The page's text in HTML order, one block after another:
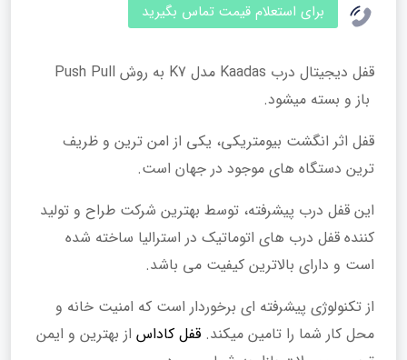
برای استعلام قیمت تماس بگیرید
قفل دیجیتال درب Kaadas مدل K7 به روش Push Pull
باز و بسته میشود.
قفل اثر انگشت بیومتریکی، یکی از امن ترین و ظریف
ترین دستگاه های موجود در جهان است.
این قفل درب پیشرفته، توسط بهترین شرکت طراح و تولید
کننده قفل درب های اتوماتیک در استرالیا ساخته شده
است و دارای بالاترین کیفیت می باشد.
از تکنولوژی پیشرفته ای برخوردار است که امنیت خانه و
محل کار شما را تامین میکند. قفل کاداس از بهترین و ایمن